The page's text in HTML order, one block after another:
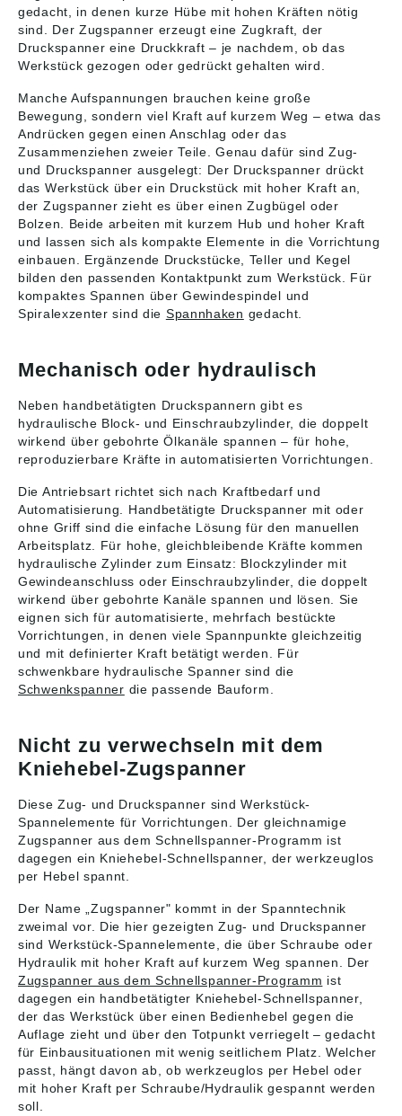
Form K0386.
Technische Daten:
Max. Betriebsdruck:
500 bar.
Zeichnungshinweis:
Form A: Längs- und
Querbohrungen,
Gewindeanschluss
Form B: Bodenseite,
mittige Bohrung, O-
Ring-
Flanschanschluss
Form C: Breitseite, O-
Ring-
Flanschanschluss 1)
Einbaukontur
Angaben gemäß
Produktsicherheitsver
ordnung ((EU)
2023/998): Heinrich
72172 Sulz am
E-Mail: info@kipp.com
Sicherheitsanweisung
en beachten.
Betätigungsweise:
Gebohrte Kanäle.
Montage: Siehe
Anfrage: Größere
Kolbendurchmesser
und Hübe. Zubehör: -
Auflagebolzen K0307.
- Pendelauflagen
K0282, K0302, K1164,
K0287, K0288. -
Grippers Sechskant-
Technische Daten:
Max. Betriebsdruck:
500 bar.
Zeichnungshinweis: 1)
Einbaukontur 2)
Ölzuführung, Zylinder
ausfahren 4) Kanten
R0,5 Angaben gemäß
Produktsicherheitsver
ordnung ((EU)
2023/998): Heinrich
Co.KG, Heubergstr. 2,
72172 Sulz am
Neckar, Deutschland,
E-Mail: info@kipp.com
Zeichnungshinweis: 1)
Einbaukontur
Angaben gemäß
Produktsicherheitsver
ordnung ((EU)
Kipp Werk GmbH &
Co.KG, Heubergstr. 2,
72172 Sulz am
Neckar, Deutschland,
E-Mail: info@kipp.com
notwendig. Die
Einschraubzylinder
sollten vor
aggressiven Schneid-
und Kühlstoffen
Druckstücke für Form
B sind im
Lieferumfang nicht
enthalten.
Sicherheitsanweisung
en beachten.
Betätigungsweise:
Gebohrte Kanäle.
Montage: Siehe
Einbaukontur.
Vorteile: - Integrierter
Metallabstreifer. -
Geringe Einbaumaße.
- Einsetzbar ohne
eingefahrener
Stellung möglich. -
Druckversorgung.
Zubehör: Form B: -
Auflagebolzen K0307.
- Pendelauflagen
K0287, K0288. -
Grippers Sechskant-
Form K0386.
Technische Daten:
Max. Betriebsdruck:
400 bar.
Zeichnungshinweis: 1)
Einbaukontur
Angaben gemäß
Produktsicherheitsver
ordnung ((EU)
2023/998): Heinrich
Kipp Werk GmbH &
Co.KG, Heubergstr. 2,
E-Mail: info@kipp.com
notwendig. Die
Einschraubzylinder
sollten vor
aggressiven Schneid-
und Kühlstoffen
Druckstücke für Form
B sind im
Lieferumfang nicht
enthalten.
Sicherheitsanweisung
en beachten.
Betätigungsweise:
Gebohrte Kanäle.
Montage: Siehe
Einbaukontur.
Vorteile: - Integrierter
Metallabstreifer. -
Geringe Einbaumaße.
- Einsetzbar ohne
eingefahrener
Stellung möglich. -
Druckversorgung.
Technische Daten:
Max. Betriebsdruck:
400 bar.
Einbaukontur
Angaben gemäß
Produktsicherheitsver
ordnung ((EU)
2023/998): Heinrich
Kipp Werk GmbH &
Co.KG, Heubergstr. 2,
72172 Sulz am
Neckar, Deutschland,
E-Mail: info@kipp.com
Die höchstzulässige
Spannkraft liegt bei
4905 N. Gewicht ca.
kg: 0,855 Ausführung:
Ausführung_1: mit
durchgehender
Bohrung Angaben
gemäß
Produktsicherheitsver
ordnung ((EU)
2023/998): Heinrich
Kipp Werk GmbH &
Co.KG, Heubergstr. 2,
72172 Sulz am
Neckar, Deutschland,
E-Mail: info@kipp.com
gedacht, in denen kurze Hübe mit hohen Kräften nötig
sind. Der Zugspanner erzeugt eine Zugkraft, der
Druckspanner eine Druckkraft – je nachdem, ob das
Werkstück gezogen oder gedrückt gehalten wird.
Manche Aufspannungen brauchen keine große
Bewegung, sondern viel Kraft auf kurzem Weg – etwa das
Andrücken gegen einen Anschlag oder das
Zusammenziehen zweier Teile. Genau dafür sind Zug-
und Druckspanner ausgelegt: Der Druckspanner drückt
das Werkstück über ein Druckstück mit hoher Kraft an,
der Zugspanner zieht es über einen Zugbügel oder
Bolzen. Beide arbeiten mit kurzem Hub und hoher Kraft
und lassen sich als kompakte Elemente in die Vorrichtung
einbauen. Ergänzende Druckstücke, Teller und Kegel
bilden den passenden Kontaktpunkt zum Werkstück. Für
kompaktes Spannen über Gewindespindel und
Spiralexzenter sind die Spannhaken gedacht.
Mechanisch oder hydraulisch
Neben handbetätigten Druckspannern gibt es
hydraulische Block- und Einschraubzylinder, die doppelt
wirkend über gebohrte Ölkanäle spannen – für hohe,
reproduzierbare Kräfte in automatisierten Vorrichtungen.
Die Antriebsart richtet sich nach Kraftbedarf und
Automatisierung. Handbetätigte Druckspanner mit oder
ohne Griff sind die einfache Lösung für den manuellen
Arbeitsplatz. Für hohe, gleichbleibende Kräfte kommen
hydraulische Zylinder zum Einsatz: Blockzylinder mit
Gewindeanschluss oder Einschraubzylinder, die doppelt
wirkend über gebohrte Kanäle spannen und lösen. Sie
eignen sich für automatisierte, mehrfach bestückte
Vorrichtungen, in denen viele Spannpunkte gleichzeitig
und mit definierter Kraft betätigt werden. Für
schwenkbare hydraulische Spanner sind die
Schwenkspanner die passende Bauform.
Nicht zu verwechseln mit dem
Kniehebel-Zugspanner
Diese Zug- und Druckspanner sind Werkstück-
Spannelemente für Vorrichtungen. Der gleichnamige
Zugspanner aus dem Schnellspanner-Programm ist
dagegen ein Kniehebel-Schnellspanner, der werkzeuglos
per Hebel spannt.
Der Name „Zugspanner" kommt in der Spanntechnik
zweimal vor. Die hier gezeigten Zug- und Druckspanner
sind Werkstück-Spannelemente, die über Schraube oder
Hydraulik mit hoher Kraft auf kurzem Weg spannen. Der
Zugspanner aus dem Schnellspanner-Programm ist
dagegen ein handbetätigter Kniehebel-Schnellspanner,
der das Werkstück über einen Bedienhebel gegen die
Auflage zieht und über den Totpunkt verriegelt – gedacht
für Einbausituationen mit wenig seitlichem Platz. Welcher
passt, hängt davon ab, ob werkzeuglos per Hebel oder
mit hoher Kraft per Schraube/Hydraulik gespannt werden
soll.